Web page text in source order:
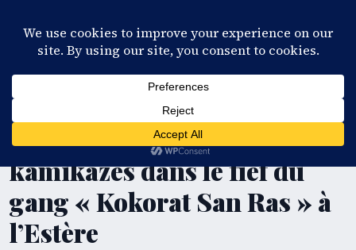
Sécurité : des drones
kamikazes dans le fief du
gang « Kokorat San Ras » à
l’Estère